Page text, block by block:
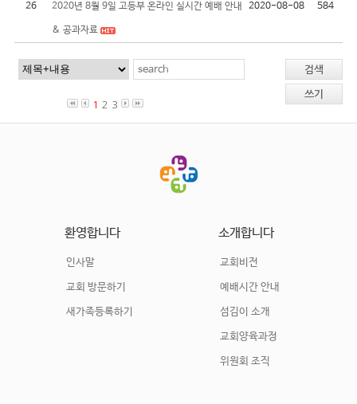
26 2020년 8월 9일 고등부 온라인 실시간 예배 안내
& 공과자료
2020-08-08 584
검색
쓰기
1
2 3
환영합니다
인사말
교회 방문하기
새가족등록하기
소개합니다
교회비전
예배시간 안내
섬김이 소개
교회양육과정
위원회 조직